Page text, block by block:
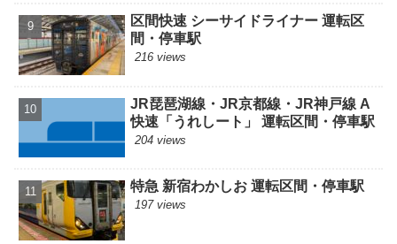
区間快速 シーサイドライナー 運転区
間・停車駅
216 views
JR琵琶湖線・JR京都線・JR神戸線 A
快速「うれしート」 運転区間・停車駅
204 views
特急 新宿わかしお 運転区間・停車駅
197 views